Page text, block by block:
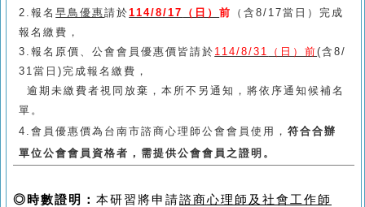
2.報名早鳥優惠請於114/8/17 （日）前 （含8/17當日）完成
報名繳費，
3.報名原價、公會會員優惠價皆請於 114/8/31 （日）前(含8/
31當日)完成報名繳費，
逾期未繳費者視同放棄，本所不另通知，將依序通知候補名
單。
4 .會員優惠價為台南市諮商心理師公會會員使用，符合合辦
單位公會會員資格者，需提供公會會員之證明。
◎時數證明： 本研習將申請諮商心理師及 社會工作師